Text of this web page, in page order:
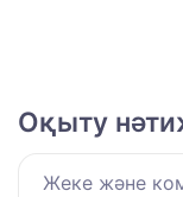
Оқыту
Жеке және